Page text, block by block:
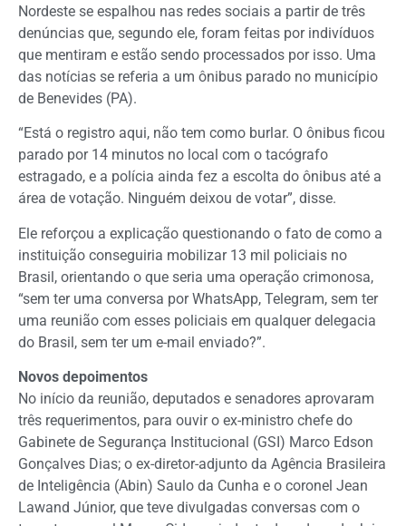
Nordeste se espalhou nas redes sociais a partir de três
denúncias que, segundo ele, foram feitas por indivíduos
que mentiram e estão sendo processados por isso. Uma
das notícias se referia a um ônibus parado no município
de Benevides (PA).
“Está o registro aqui, não tem como burlar. O ônibus ficou
parado por 14 minutos no local com o tacógrafo
estragado, e a polícia ainda fez a escolta do ônibus até a
área de votação. Ninguém deixou de votar”, disse.
Ele reforçou a explicação questionando o fato de como a
instituição conseguiria mobilizar 13 mil policiais no
Brasil, orientando o que seria uma operação crimonosa,
“sem ter uma conversa por WhatsApp, Telegram, sem ter
uma reunião com esses policiais em qualquer delegacia
do Brasil, sem ter um e-mail enviado?”.
Novos depoimentos
No início da reunião, deputados e senadores aprovaram
três requerimentos, para ouvir o ex-ministro chefe do
Gabinete de Segurança Institucional (GSI) Marco Edson
Gonçalves Dias; o ex-diretor-adjunto da Agência Brasileira
de Inteligência (Abin) Saulo da Cunha e o coronel Jean
Lawand Júnior, que teve divulgadas conversas com o